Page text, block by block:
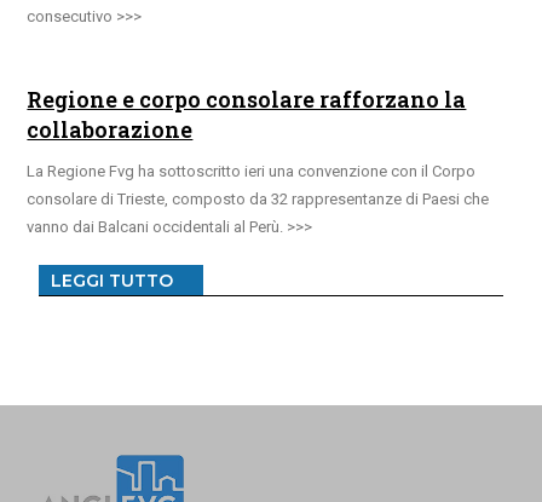
consecutivo
Regione e corpo consolare rafforzano la
collaborazione
La Regione Fvg ha sottoscritto ieri una convenzione con il Corpo
consolare di Trieste, composto da 32 rappresentanze di Paesi che
vanno dai Balcani occidentali al Perù.
LEGGI TUTTO